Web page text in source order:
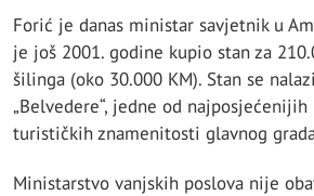
Forić je danas ministar savjetnik u
je još 2001. godine kupio stan za
šilinga (oko 30.000 KM). Stan se
„Belvedere“, jedne od
turističkih znamenitosti glavnog
Ministarstvo vanjskih poslova nije